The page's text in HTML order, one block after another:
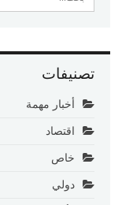
تصنيفات
أخبار مهمة
اقتصاد
خاص
دولي